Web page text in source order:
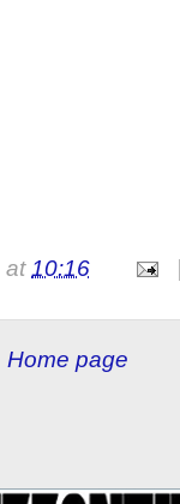
at10:16
Home page